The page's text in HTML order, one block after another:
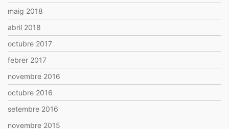
maig 2018
abril 2018
octubre 2017
febrer 2017
novembre 2016
octubre 2016
setembre 2016
novembre 2015